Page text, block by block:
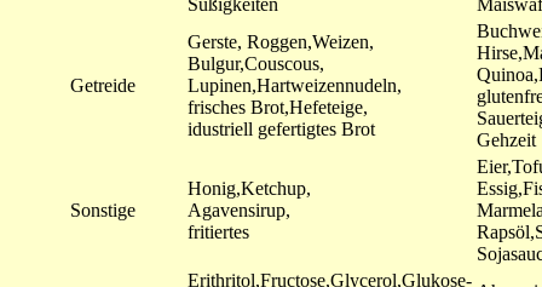
Getreide
Gerste, Roggen,Weizen,
Bulgur,Couscous,
Lupinen,Hartweizennudeln,
frisches Brot,Hefeteige,
idustriell gefertigtes Brot
Gehzeit
Sonstige
Honig,Ketchup,
Agavensirup,
fritiertes
Erithritol,Fructose,Glycerol,Glukose-